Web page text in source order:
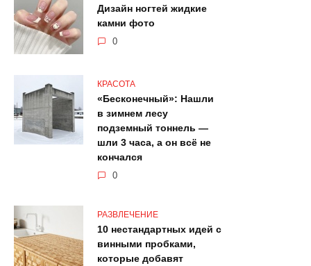
Дизайн ногтей жидкие
камни фото
0
КРАСОТА
«Бесконечный»: Нашли
в зимнем лесу
подземный тоннель —
шли 3 часа, а он всё не
кончался
0
РАЗВЛЕЧЕНИЕ
10 нестандартных идей с
винными пробками,
которые добавят